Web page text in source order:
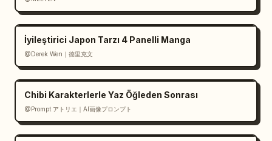
İyileştirici Japon Tarzı 4 Panelli Manga
@Derek Wen｜德里克文
Chibi Karakterlerle Yaz Öğleden Sonrası
@Prompt アトリエ｜AI画像プロンプト